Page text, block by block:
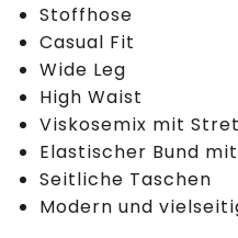
Stoffhose
Casual Fit
Wide Leg
High Waist
Viskosemix mit
Elastischer Bund
Seitliche Taschen
Modern und